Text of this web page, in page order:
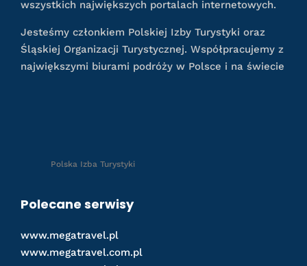
wszystkich największych portalach internetowych.
Jesteśmy członkiem Polskiej Izby Turystyki oraz
Śląskiej Organizacji Turystycznej. Współpracujemy z
największymi biurami podróży w Polsce i na świecie
Polska Izba Turystyki
Polecane serwisy
www.megatravel.pl
www.megatravel.com.pl